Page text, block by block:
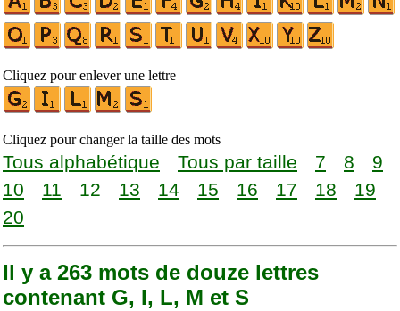
Cliquez pour enlever une lettre
Cliquez pour changer la taille des mots
Tous alphabétique Tous par taille 7 8
9
10
11 12 13 14 15 16 17 18
19
20
Il y a 263 mots de douze lettres
contenant G, I, L, M et S